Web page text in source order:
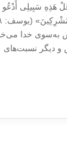
هَذِهِ سَبِیلِی أَدْعُو
به‌سوی خدا
و دیگر نسبت‌های